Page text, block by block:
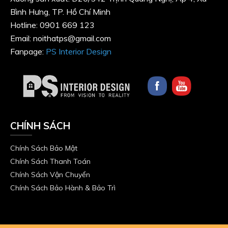
Bình Hưng, TP. Hồ Chí Minh
Hotline: 0901 669 123
Email: noithatps@gmail.com
Fanpage: PS Interior Design
CHÍNH SÁCH
Chính Sách Bảo Mật
Chính Sách Thanh Toán
Chính Sách Vận Chuyển
Chính Sách Bảo Hành & Bảo Trì